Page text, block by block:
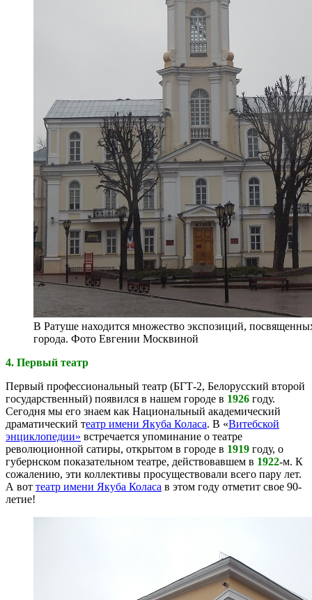
В Ратуше находится множество экспозиций,
города. Фото Евгении Москвиной
4. Первый театр
Первый профессиональный театр (БГТ-2, Белорусский второй
государственный) появился в нашем городе в 1926 году.
Сегодня мы его знаем как Национальный академический
драматический театр имени Якуба Коласа. В «Витебской
энциклопедии» встречается упоминание о театре
революционной сатиры, открытом в городе в 1919 году, о
губернском показательном театре, действовавшем в 1922-м. К
сожалению, эти коллективы просуществовали всего пару лет.
А вот театр имени Якуба Коласа в этом году отметит свое 90-
летие!